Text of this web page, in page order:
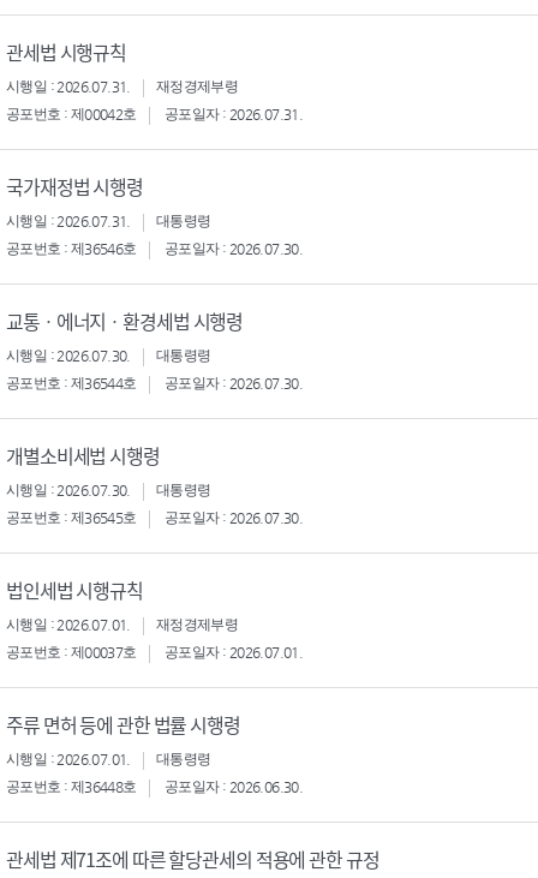
관세법 시행규칙
시행일 : 2026.07.31.
재정경제부령
공포번호 : 제00042호
공포일자 : 2026.07.31.
국가재정법 시행령
시행일 : 2026.07.31.
대통령령
공포번호 : 제36546호
공포일자 : 2026.07.30.
교통ㆍ에너지ㆍ환경세법 시행령
시행일 : 2026.07.30.
대통령령
공포번호 : 제36544호
공포일자 : 2026.07.30.
개별소비세법 시행령
시행일 : 2026.07.30.
대통령령
공포번호 : 제36545호
공포일자 : 2026.07.30.
법인세법 시행규칙
시행일 : 2026.07.01.
재정경제부령
공포번호 : 제00037호
공포일자 : 2026.07.01.
주류 면허 등에 관한 법률 시행령
시행일 : 2026.07.01.
대통령령
공포번호 : 제36448호
공포일자 : 2026.06.30.
관세법 제71조에 따른 할당관세의 적용에 관한 규정